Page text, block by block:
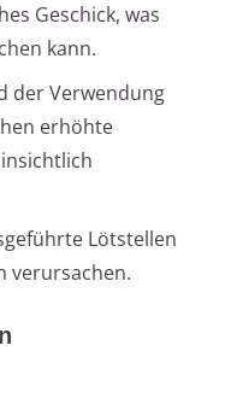
Geschick, was
kann.
der Verwendung
erhöhte
Lötstellen
verursachen.